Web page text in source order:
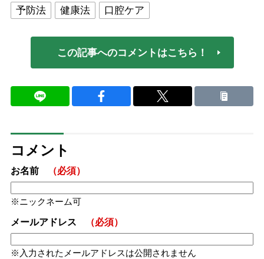
予防法 健康法 口腔ケア
この記事へのコメントはこちら！
コメント
お名前 （必須）
ニックネーム可
メールアドレス （必須）
入力されたメールアドレスは公開されません